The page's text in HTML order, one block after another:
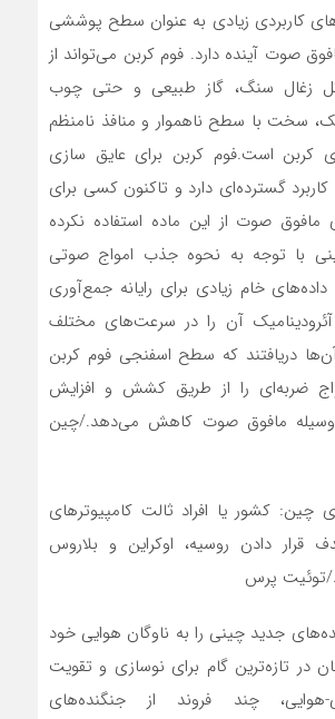
کاربردی زیادی به عنوان سطح پوششی
صوت آینده دارد. فوم کربن می‌تواند از
زغال سنگ، گاز طبیعی و حتی چوب
سخت با سطح ناهموار و منافذ نامنظم
کربن است.فوم کربن برای عایق سازی
گسترده‌ای دارد و تاکنون کسی برای
صوت از این ماده استفاده نکرده
با توجه به نحوه جذب امواج صوتی
خام زیادی برای رایانه جمع‌آوری
آئرودینامیک آن را در سرعت‌های مختلف
دریافتند که سطح اسفنجی فوم کربن
ضربه‌ای را از طریق کشش و افزایش
مافوق صوت کاهش می‌دهد./چین
چین: کشور یا افراد ثالت کامپیوترهای
قرار دادن روسیه، اوکراین و بلاروس
توئیت پرس
جدید چینی را به ناوگان هوایی خود
در تازه‌ترین گام برای نوسازی و تقویت
هوایی، چند فروند از جنگنده‌های